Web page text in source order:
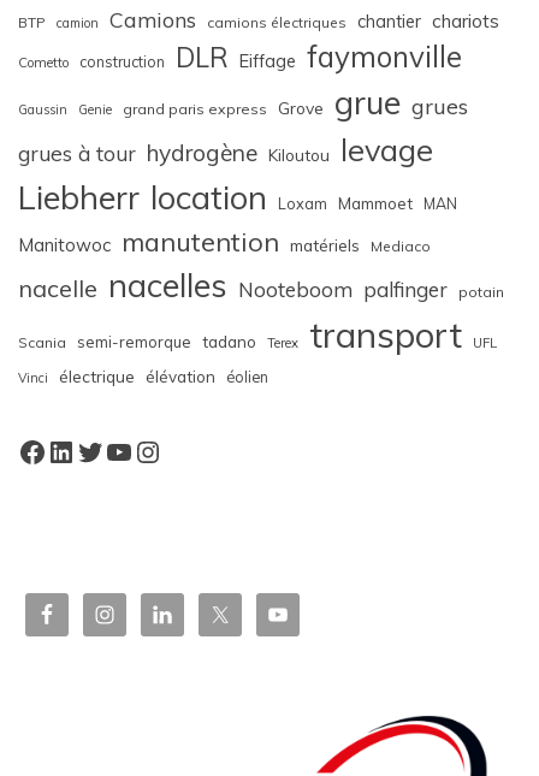
BTP camion Camions camions électriques chantier chariots
Cometto construction DLR Eiffage faymonville
Gaussin Genie grand paris express Grove grue grues
grues à tour hydrogène Kiloutou levage
Liebherr location Loxam Mammoet MAN
Manitowoc manutention matériels Mediaco
nacelle nacelles Nooteboom palfinger potain
Scania semi-remorque tadano Terex transport UFL
Vinci électrique élévation éolien
Facebook
LinkedIn
Twitter
YouTube
Instagram